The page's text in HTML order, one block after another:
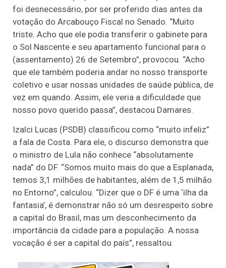
foi desnecessário, por ser proferido dias antes da
votação do Arcabouço Fiscal no Senado. “Muito
triste. Acho que ele podia transferir o gabinete para
o Sol Nascente e seu apartamento funcional para o
(assentamento) 26 de Setembro”, provocou. “Acho
que ele também poderia andar no nosso transporte
coletivo e usar nossas unidades de saúde pública, de
vez em quando. Assim, ele veria a dificuldade que
nosso povo querido passa”, destacou Damares.
Izalci Lucas (PSDB) classificou como “muito infeliz”
a fala de Costa. Para ele, o discurso demonstra que
o ministro de Lula não conhece “absolutamente
nada” do DF. “Somos muito mais do que a Esplanada,
temos 3,1 milhões de habitantes, além de 1,5 milhão
no Entorno”, calculou. “Dizer que o DF é uma ‘ilha da
fantasia’, é demonstrar não só um desrespeito sobre
a capital do Brasil, mas um desconhecimento da
importância da cidade para a população. A nossa
vocação é ser a capital do país”, ressaltou.